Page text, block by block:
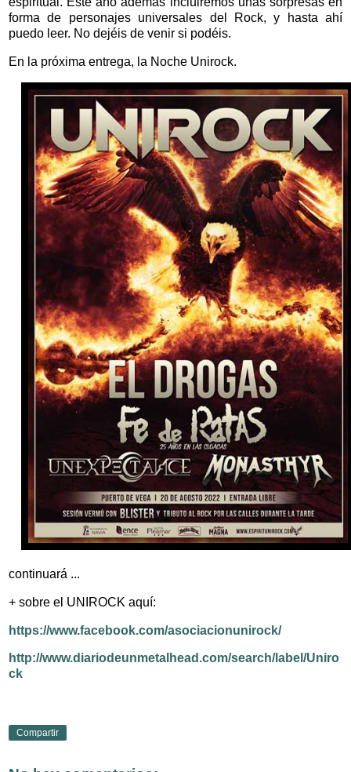
forma de personajes universales del Rock, y hasta ahí
puedo leer. No dejéis de venir si podéis.
En la próxima entrega, la Noche Unirock.
continuará ...
+ sobre el UNIROCK aquí:
https://www.facebook.com/asociacionunirock/
http://www.diariodeunmetalhead.com/search/label/Uniro
ck
Compartir